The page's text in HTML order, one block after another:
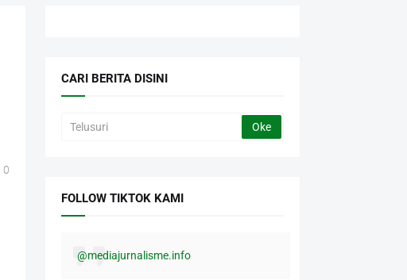
0
CARI BERITA DISINI
FOLLOW TIKTOK KAMI
@mediajurnalisme.info